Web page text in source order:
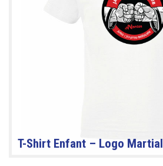
T-Shirt Enfant – Logo Martial